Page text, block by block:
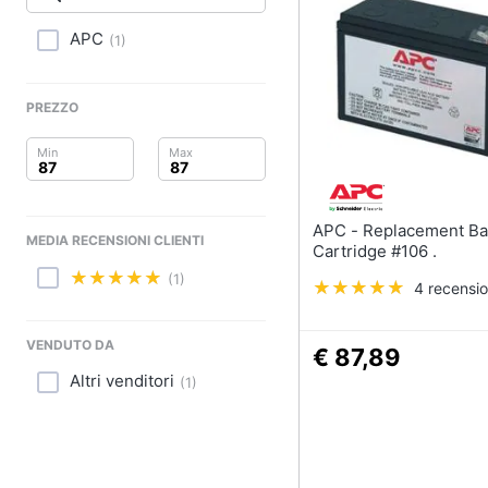
Arredo
Salute e igiene
Giocattoli
Fotografia
Casalinghi
APC (1)
PREZZO
MEDIA RECENSIONI CLIENTI
(1)
VENDUTO DA
Altri venditori (1)
APC - Replacement Battery
Cartridge #106 .
4
€ 87,89